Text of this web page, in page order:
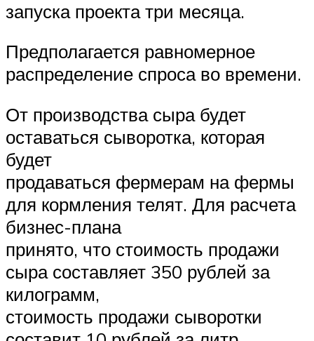
запуска проекта три месяца.
Предполагается равномерное
распределение спроса во времени.
От производства сыра будет
оставаться сыворотка, которая
будет
продаваться фермерам на фермы
для кормления телят. Для расчета
бизнес-плана
принято, что стоимость продажи
сыра составляет 350 рублей за
килограмм,
стоимость продажи сыворотки